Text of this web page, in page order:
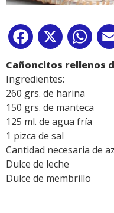
Facebook
X
Cañoncitos rellenos
Ingredientes:
260 grs. de harina
150 grs. de manteca
125 ml. de agua fría
1 pizca de sal
Cantidad necesaria de
Dulce de leche
Dulce de membrillo